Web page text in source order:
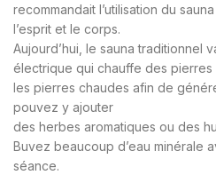
recommandait l’utilisation du
l’esprit et le corps.
Aujourd’hui, le sauna traditionnel
électrique qui chauffe des pierres
les pierres chaudes afin de
pouvez y ajouter
des herbes aromatiques ou des
Buvez beaucoup d’eau minérale
séance.